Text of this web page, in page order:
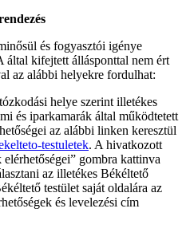
és fogyasztói igénye
kifejtett állásponttal nem ért
az alábbi helyekre fordulhat:
helye szerint illetékes
és iparkamarák által működtetett
az alábbi linken keresztül
testuletek. A hivatkozott
gombra kattinva
az illetékes Békéltető
testület saját oldalára az
és levelezési cím